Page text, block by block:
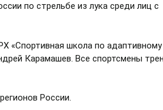
по стрельбе из лука среди лиц с
«Спортивная школа по адаптивному
Карамашев. Все спортсмены
России.